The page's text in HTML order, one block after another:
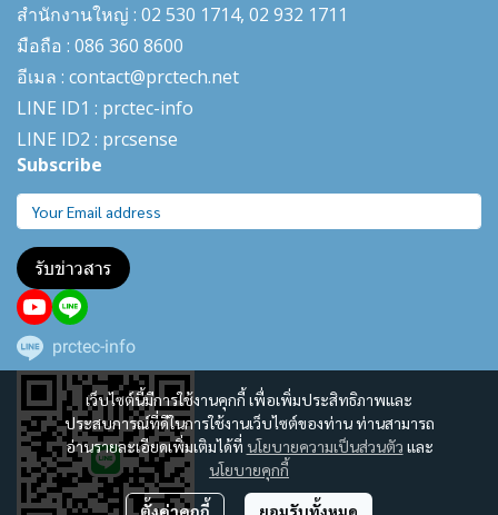
เว็บไซต์นี้มีการใช้งานคุกกี้ เพื่อเพิ่มประสิทธิภาพและ
ประสบการณ์ที่ดีในการใช้งานเว็บไซต์ของท่าน ท่านสามารถ
อ่านรายละเอียดเพิ่มเติมได้ที่ นโยบายความเป็นส่วนตัว และ
นโยบายคุกกี้
ตั้งค่าคุกกี้ ยอมรับทั้งหมด
สำนักงานใหญ่ : 02 530 1714, 02 932 1711
มือถือ : 086 360 8600
อีเมล : contact@prctech.net
LINE ID1 : prctec-info
LINE ID2 : prcsense
Subscribe
รับข่าวสาร
prctec-info